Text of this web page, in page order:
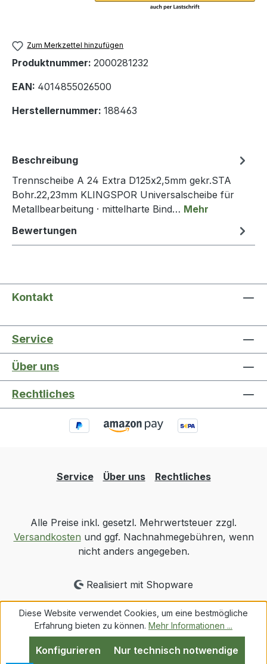
Zum Merkzettel hinzufügen
Produktnummer: 2000281232
EAN: 4014855026500
Herstellernummer: 188463
Beschreibung
Trennscheibe A 24 Extra D125x2,5mm gekr.STA
Bohr.22,23mm KLINGSPOR Universalscheibe für
Metallbearbeitung · mittelharte Bind… Mehr
Bewertungen
Kontakt
Service
Über uns
Rechtliches
Service Über uns Rechtliches
Alle Preise inkl. gesetzl. Mehrwertsteuer zzgl.
Versandkosten und ggf. Nachnahmegebühren, wenn
nicht anders angegeben.
Realisiert mit Shopware
Diese Website verwendet Cookies, um eine bestmögliche
Erfahrung bieten zu können. Mehr Informationen ...
Nur technisch notwendige
Konfigurieren